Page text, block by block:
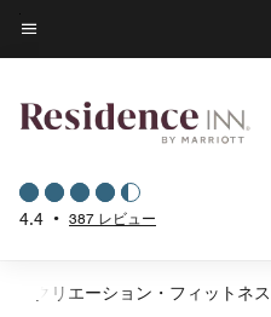
Skip
to
content
メニューのテキスト
4.4 • 387 レビュー
左矢印
レクリエーション・フィットネス